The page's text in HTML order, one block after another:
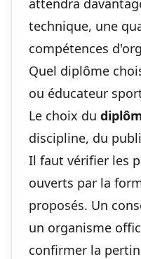
attendra
technique, une
compétences
Quel diplôme
ou éducateur
Le choix du
discipline, du
Il faut vérifier les
ouverts par la
proposés. Un
un organisme
confirmer la